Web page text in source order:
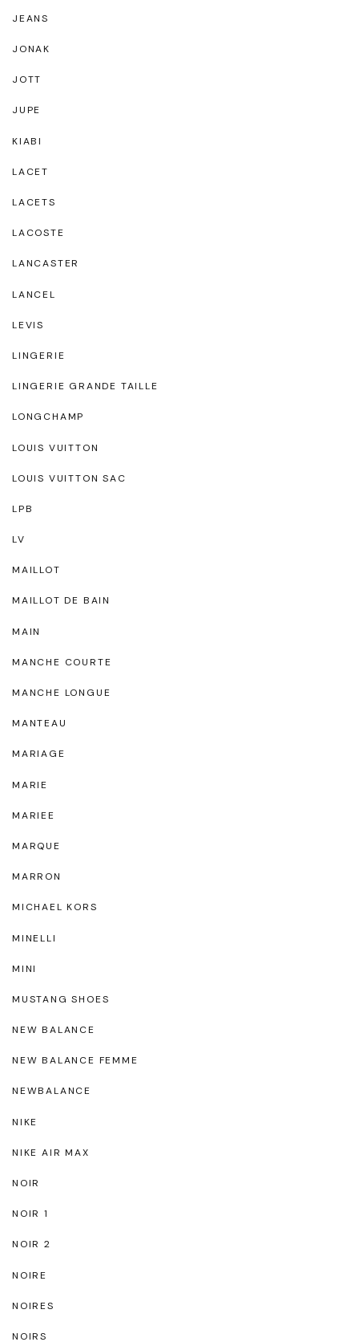
JEANS
JONAK
JOTT
JUPE
KIABI
LACET
LACETS
LACOSTE
LANCASTER
LANCEL
LEVIS
LINGERIE
LINGERIE GRANDE TAILLE
LONGCHAMP
LOUIS VUITTON
LOUIS VUITTON SAC
LPB
LV
MAILLOT
MAILLOT DE BAIN
MAIN
MANCHE COURTE
MANCHE LONGUE
MANTEAU
MARIAGE
MARIE
MARIEE
MARQUE
MARRON
MICHAEL KORS
MINELLI
MINI
MUSTANG SHOES
NEW BALANCE
NEW BALANCE FEMME
NEWBALANCE
NIKE
NIKE AIR MAX
NOIR
NOIR 1
NOIR 2
NOIRE
NOIRES
NOIRS